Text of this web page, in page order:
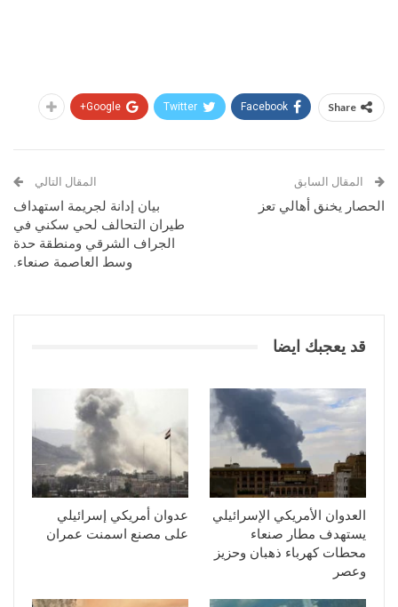
Share
Facebook
Twitter
Google+
المقال السابق
الحصار يخنق أهالي تعز
المقال التالي
بيان إدانة لجريمة استهداف
طيران التحالف لحي سكني في
الجراف الشرقي ومنطقة حدة
وسط العاصمة صنعاء.
قد يعجبك ايضا
العدوان الأمريكي الإسرائيلي
يستهدف مطار صنعاء
محطات كهرباء ذهبان وحزيز
وعصر
عدوان أمريكي إسرائيلي
على مصنع اسمنت عمران